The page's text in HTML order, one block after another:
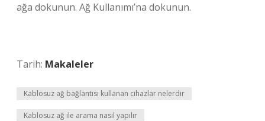
ağa dokunun. Ağ Kullanımı’na dokunun.
Tarih: Makaleler
Kablosuz ağ bağlantısı kullanan cihazlar nelerdir
Kablosuz ağ ile arama nasıl yapılır